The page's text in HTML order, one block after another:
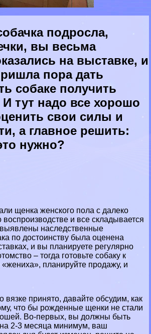
подросла,
вы весьма
на выставке, и
пора дать
собаке получить
тут надо все хорошо
свои силы и
а главное решить:
нужно?
щенка женского пола с далеко
и все складывается
наследственные
по достоинству была оценена
и вы планируете регулярно
– тогда готовьте собаку к
«жениха», планируйте продажу, и
принято, давайте обсудим, как
что бы рожденные щенки не стали
Во-первых, вы должны быть
на 2-3 месяца минимум, ваш